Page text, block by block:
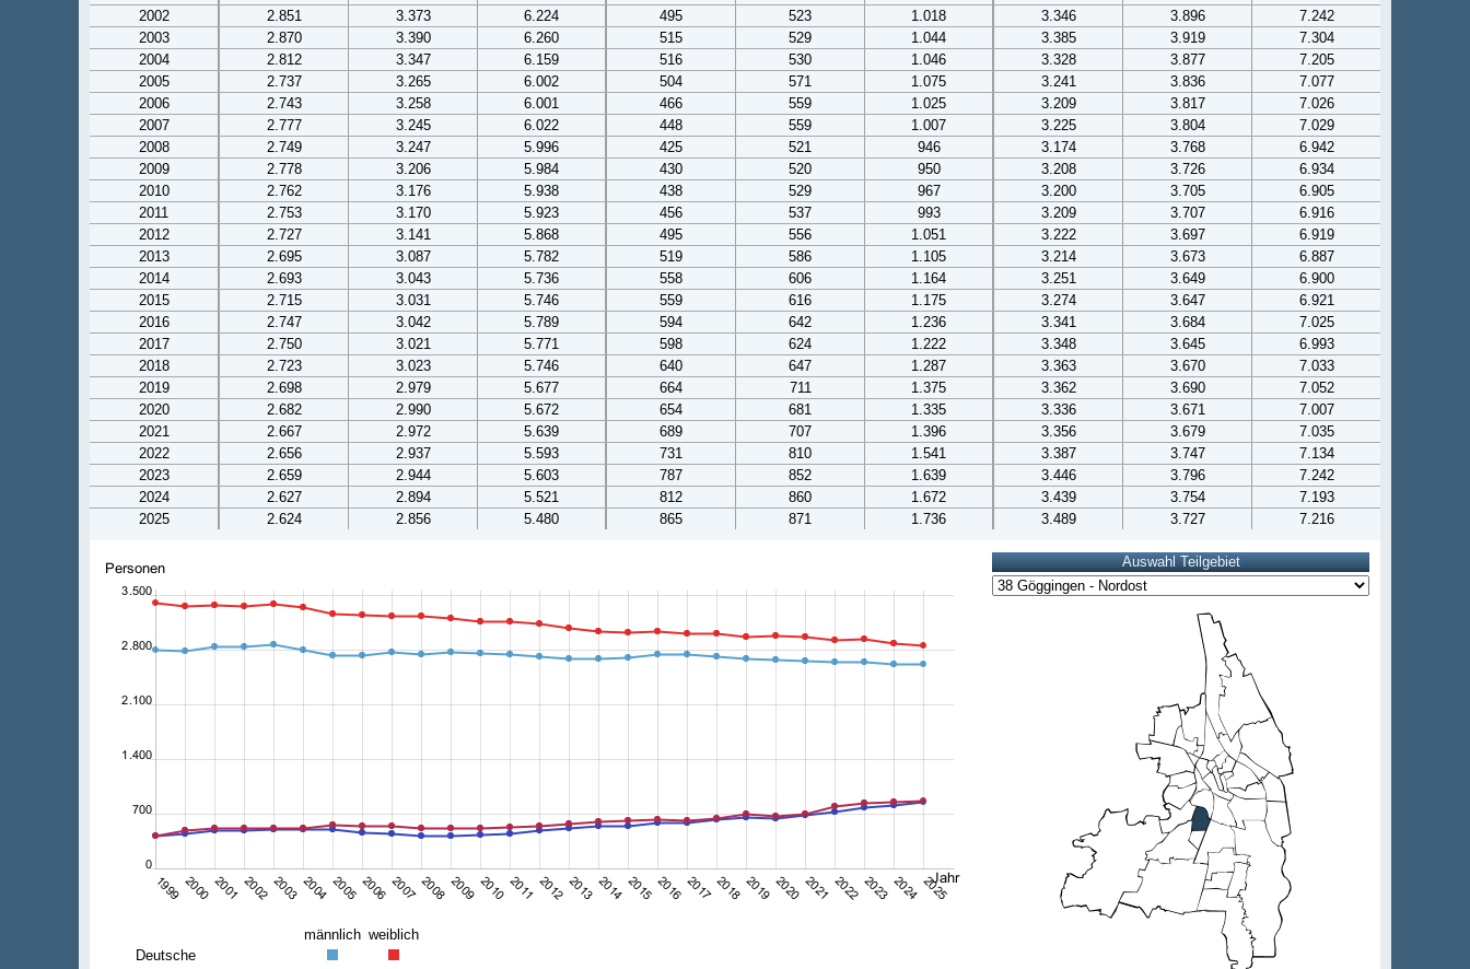
2002
2.851 3.373 6.224 495 523 1.018 3.346 3.896
7.242
2003
2.870 3.390 6.260 515 529 1.044 3.385 3.919
7.304
2004
2.812 3.347 6.159 516 530 1.046 3.328 3.877
7.205
2005
2.737 3.265 6.002 504 571 1.075 3.241 3.836
7.077
2006
2.743 3.258 6.001 466 559 1.025 3.209 3.817
7.026
2007
2.777 3.245 6.022 448 559 1.007 3.225 3.804
7.029
2008
2.749 3.247 5.996 425 521 946 3.174 3.768
6.942
2009
2.778 3.206 5.984 430 520 950 3.208 3.726
6.934
2010
2.762 3.176 5.938 438 529 967 3.200 3.705
6.905
2011
2.753 3.170 5.923 456 537 993 3.209 3.707
6.916
2012
2.727 3.141 5.868 495 556 1.051 3.222 3.697
6.919
2013
2.695 3.087 5.782 519 586 1.105 3.214 3.673
6.887
2014
2.693 3.043 5.736 558 606 1.164 3.251 3.649
6.900
2015
2.715 3.031 5.746 559 616 1.175 3.274 3.647
6.921
2016
2.747 3.042 5.789 594 642 1.236 3.341 3.684
7.025
2017
2.750 3.021 5.771 598 624 1.222 3.348 3.645
6.993
2018
2.723 3.023 5.746 640 647 1.287 3.363 3.670
7.033
2019
2.698 2.979 5.677 664 711 1.375 3.362 3.690
7.052
2020
2.682 2.990 5.672 654 681 1.335 3.336 3.671
7.007
2021
2.667 2.972 5.639 689 707 1.396 3.356 3.679
7.035
2022
2.656 2.937 5.593 731 810 1.541 3.387 3.747
7.134
2023
2.659 2.944 5.603 787 852 1.639 3.446 3.796
7.242
2024
2.627 2.894 5.521 812 860 1.672 3.439 3.754
7.193
2025
2.624 2.856 5.480 865 871 1.736 3.489 3.727 7.216
männlich weiblich
Deutsche